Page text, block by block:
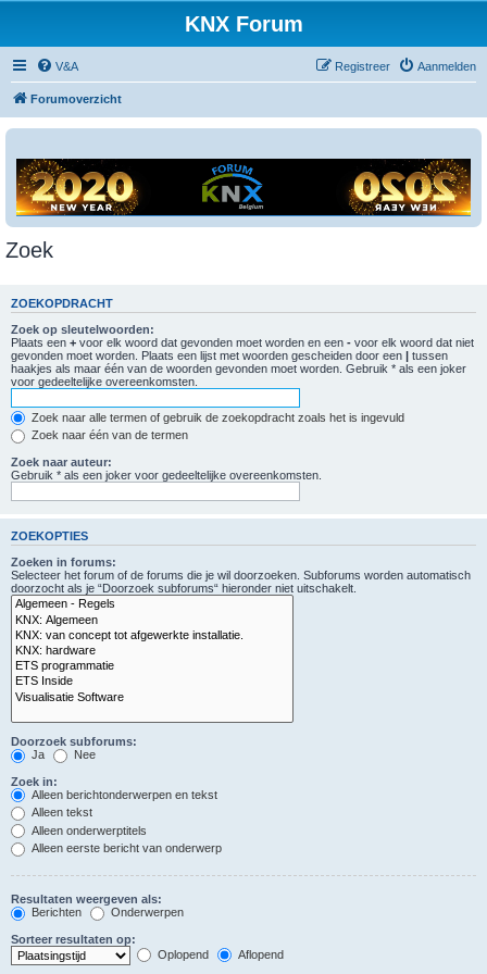
KNX Forum
V&A Aanmelden
Registreer
Forumoverzicht
Zoek
ZOEKOPDRACHT
Zoek op sleutelwoorden:
Plaats een + voor elk woord dat gevonden moet worden en een - voor elk woord dat niet
gevonden moet worden. Plaats een lijst met woorden gescheiden door een | tussen
haakjes als maar één van de woorden gevonden moet worden. Gebruik * als een joker
voor gedeeltelijke overeenkomsten.
Zoek naar alle termen of gebruik de zoekopdracht zoals het is ingevuld
Zoek naar één van de termen
Zoek naar auteur:
Gebruik * als een joker voor gedeeltelijke overeenkomsten.
ZOEKOPTIES
Zoeken in forums:
Selecteer het forum of de forums die je wil doorzoeken. Subforums worden automatisch
doorzocht als je “Doorzoek subforums“ hieronder niet uitschakelt.
Doorzoek subforums:
Ja
Nee
Zoek in:
Alleen berichtonderwerpen en tekst
Alleen tekst
Alleen onderwerptitels
Alleen eerste bericht van onderwerp
Resultaten weergeven als:
Berichten
Onderwerpen
Sorteer resultaten op:
Oplopend
Aflopend